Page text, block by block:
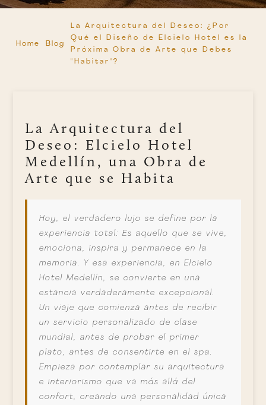
Home Blog
La Arquitectura del Deseo: ¿Por
Qué el Diseño de Elcielo Hotel es la
Próxima Obra de Arte que Debes
"Habitar"?
La Arquitectura del
Deseo: Elcielo Hotel
Medellín, una Obra de
Arte que se Habita
Hoy, el verdadero lujo se define por la
experiencia total: Es aquello que se vive,
emociona, inspira y permanece en la
memoria. Y esa experiencia, en Elcielo
Hotel Medellín, se convierte en una
estancia verdaderamente excepcional.
Un viaje que comienza antes de recibir
un servicio personalizado de clase
mundial, antes de probar el primer
plato, antes de consentirte en el spa.
Empieza por contemplar su arquitectura
e interiorismo que va más allá del
confort, creando una personalidad única